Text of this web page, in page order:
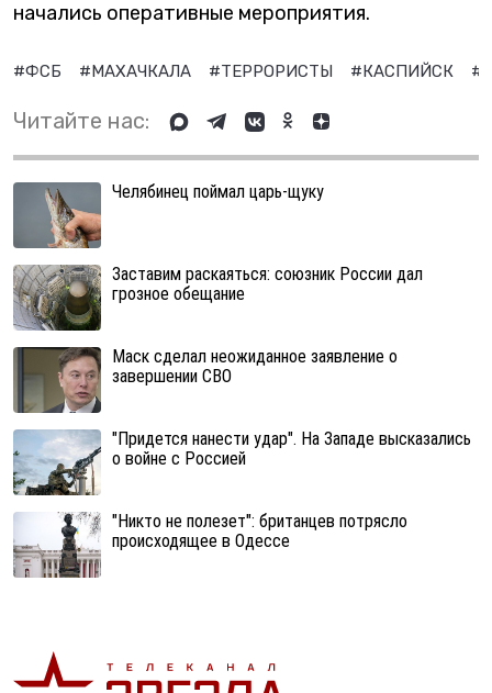
начались оперативные мероприятия.
#ФСБ #МАХАЧКАЛА #ТЕРРОРИСТЫ #КАСПИЙСК
Читайте нас:
Челябинец поймал царь-щуку
Заставим раскаяться: союзник России дал
грозное обещание
Маск сделал неожиданное заявление о
завершении СВО
"Придется нанести удар". На Западе высказались
о войне с Россией
"Никто не полезет": британцев потрясло
происходящее в Одессе